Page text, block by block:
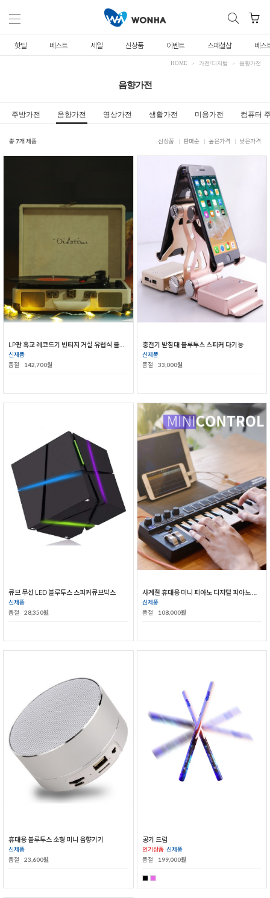
핫딜 베스트 세일 신상품 이벤트 스페셜샵 베스
HOME 가전/디지털 음향가전
음향가전
주방가전 음향가전 영상가전 생활가전 미용가전 컴퓨터
총7개 제품 신상품 판매순 높은가격 낮은가격
신제품
품절
142,700원
충전기 받침대 블루투스 스피커 다기능
신제품
품절
33,000원
큐브 무선 LED 블루투스 스피커큐브박스
신제품
품절
28,350원
신제품
품절
108,000원
휴대용 블루투스 소형 미니 음향기기
신제품
품절
23,600원
공기 드럼
인기상품 신제품
품절
199,000원